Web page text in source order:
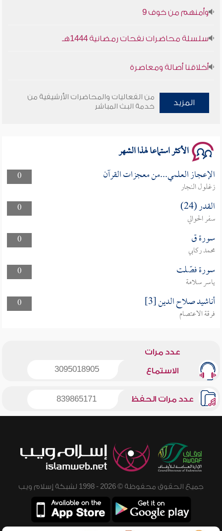
وأمنهم من خوف 9
أخلاقنا أصالة ومعاصرة
سلسلة محاضرات نفحات رمضانية 1444هـ
المزيد
من الفعاليات والمحاضرات الأرشيفية من
خدمة البث المباشر
الأكثر استماعا لهذا الشهر
0 الإعجاز العلمي...من معجزات القرآن
زغلول النجار
0
القدر (24)
سفر الحوالي
0
سورة ق
محمد ركابي
0
سورة فصّلت
ياسر سلامة
0
أناشيد صلاح الدين [3]
فرقة الاعتصام
عدد مرات
الاستماع 3095018905
عدد مرات الحفظ 839865171
جميع الحقوق محفوظة © 2026 - 1998 لشبكة إسلام ويب